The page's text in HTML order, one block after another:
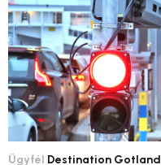
Ügyfél Destination Gotland